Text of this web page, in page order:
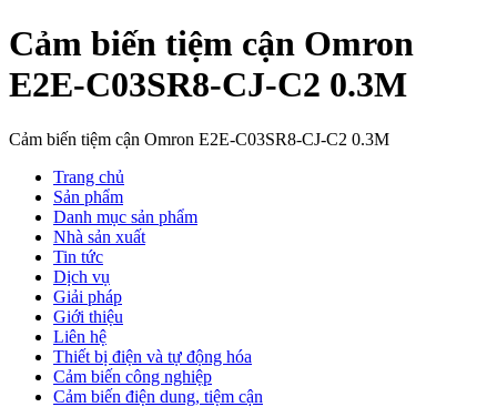
Cảm biến tiệm cận Omron
E2E-C03SR8-CJ-C2 0.3M
Cảm biến tiệm cận Omron E2E-C03SR8-CJ-C2 0.3M
Trang chủ
Sản phẩm
Danh mục sản phẩm
Nhà sản xuất
Tin tức
Dịch vụ
Giải pháp
Giới thiệu
Liên hệ
Thiết bị điện và tự động hóa
Cảm biến công nghiệp
Cảm biến điện dung, tiệm cận